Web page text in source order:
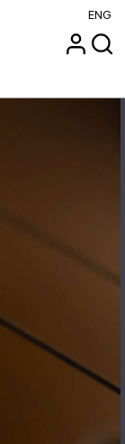
ENG